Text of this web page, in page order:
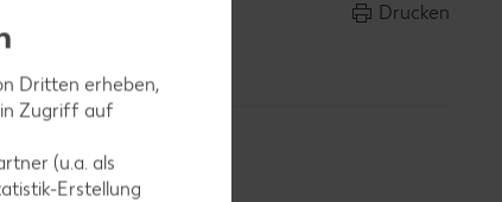
Drucken
Dritten erheben,
Zugriff auf
(u.a. als
Erstellung